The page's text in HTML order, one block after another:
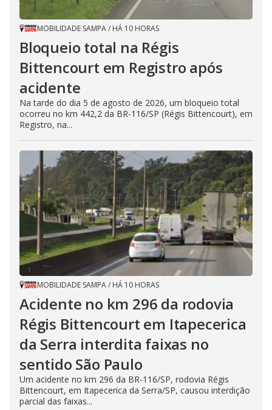
MOBILIDADE SAMPA/ HÁ 10 HORAS
Bloqueio total na Régis
Bittencourt em Registro após
acidente
Na tarde do dia 5 de agosto de 2026, um bloqueio total
ocorreu no km 442,2 da BR-116/SP (Régis Bittencourt), em
Registro, na...
MOBILIDADE SAMPA/ HÁ 10 HORAS
Acidente no km 296 da rodovia
Régis Bittencourt em Itapecerica
da Serra interdita faixas no
sentido São Paulo
Um acidente no km 296 da BR-116/SP, rodovia Régis
Bittencourt, em Itapecerica da Serra/SP, causou interdição
parcial das faixas...